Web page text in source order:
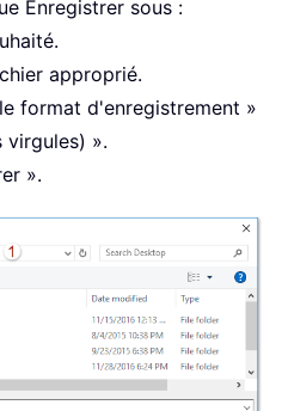
Enregistrer sous :
approprié.
format d'enregistrement »
virgules) ».
».